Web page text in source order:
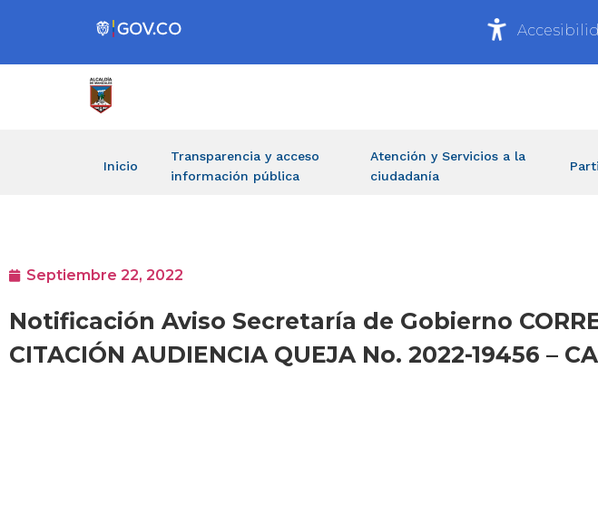
Inicio
Transparencia y acceso
información pública
Atención y Servicios a la
ciudadanía
Septiembre 22, 2022
Notificación Aviso Secretaría de Gobierno
CITACIÓN AUDIENCIA QUEJA No. 2022-19456 –